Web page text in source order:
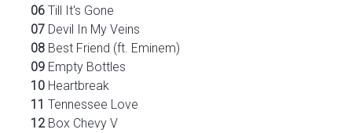
06 Till It's Gone
07 Devil In My Veins
08 Best Friend (ft. Eminem)
09 Empty Bottles
10 Heartbreak
11 Tennessee Love
12Box Chevy V